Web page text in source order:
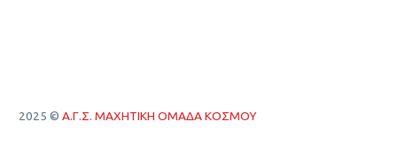
2025 © Α.Γ.Σ. ΜΑΧΗΤΙΚΗ ΟΜΑΔΑ ΚΟΣΜΟΥ